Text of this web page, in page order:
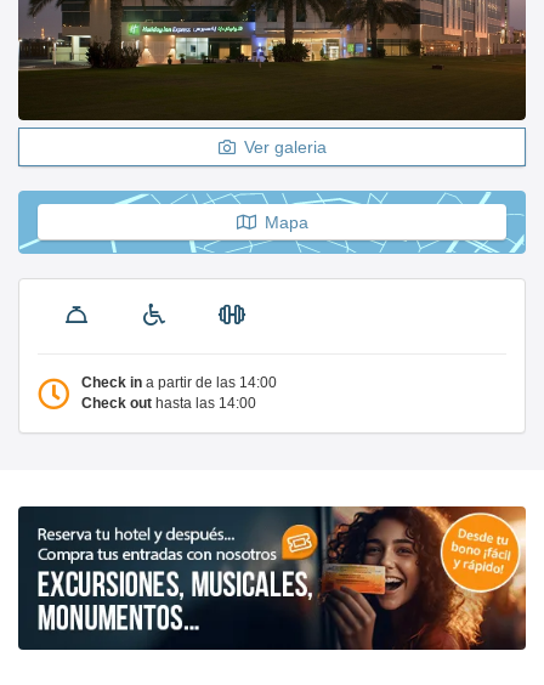
Ver galeria
Mapa
Check in a partir de las 14:00
Check out hasta las 14:00